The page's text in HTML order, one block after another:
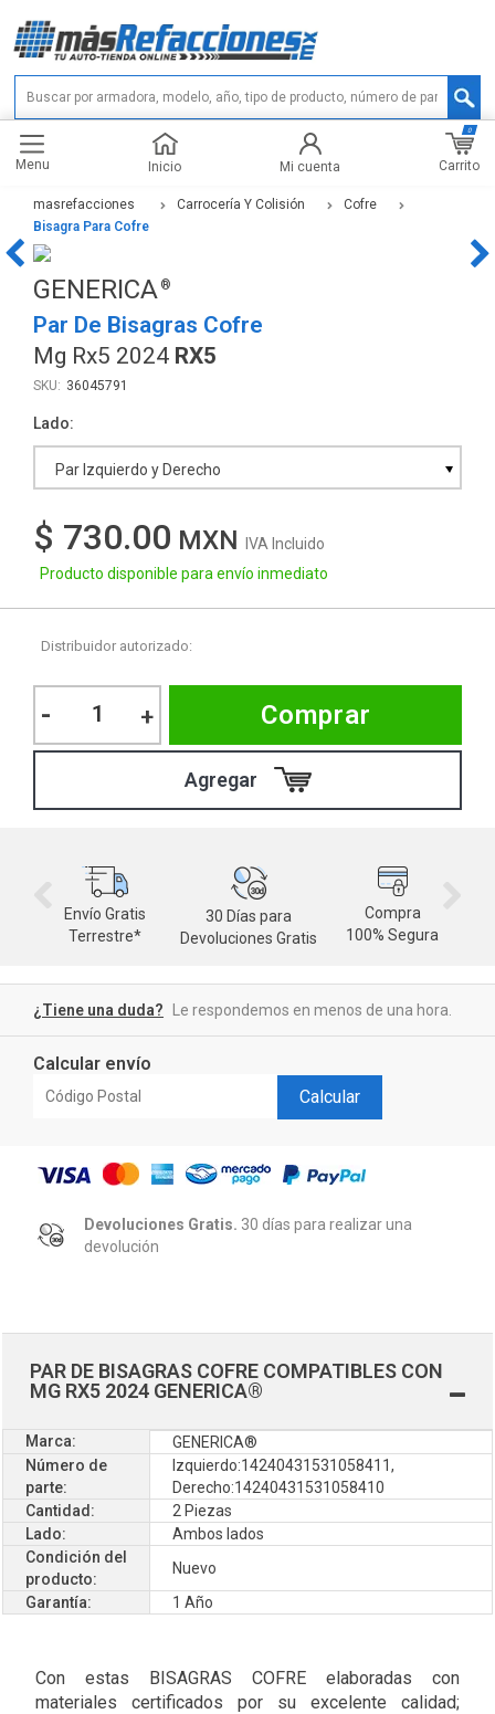
Menu Inicio Mi cuenta Carrito
0
masrefacciones Carrocería Y Colisión
Cofre
Bisagra Para Cofre
GENERICA
Par De Bisagras Cofre
Mg Rx5 2024 RX5
36045791
Lado
Par Izquierdo y Derecho
$ 730.00
IVA Incluido
Producto disponible para envío inmediato
Distribuidor autorizado:
- + Comprar
Envío Gratis
Terrestre*
30 Días para
Devoluciones Gratis
Compra
100% Segura
¿Tiene una duda? Le respondemos en menos de una hora.
Calcular envío
Calcular
Devoluciones Gratis. 30 días para realizar una
devolución
PAR DE BISAGRAS COFRE COMPATIBLES CON
MG RX5 2024 GENERICA®
Marca:
GENERICA®
Número de
parte:
Izquierdo:14240431531058411,
Derecho:14240431531058410
Cantidad:
2 Piezas
Lado:
Ambos lados
Condición del
producto:
Nuevo
Garantía:
1 Año
Con estas BISAGRAS COFRE elaboradas con
materiales certificados por su excelente calidad;